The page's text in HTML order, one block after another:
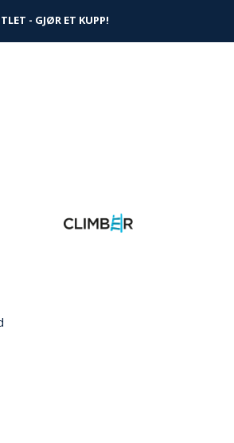
Infosenter Favoritter
- GJØR ET KUPP!